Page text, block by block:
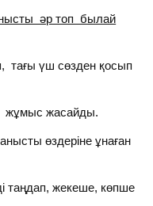
әр топ былай
үш сөзден қосып
жұмыс жасайды.
өздеріне ұнаған
таңдап, жекеше, көпше